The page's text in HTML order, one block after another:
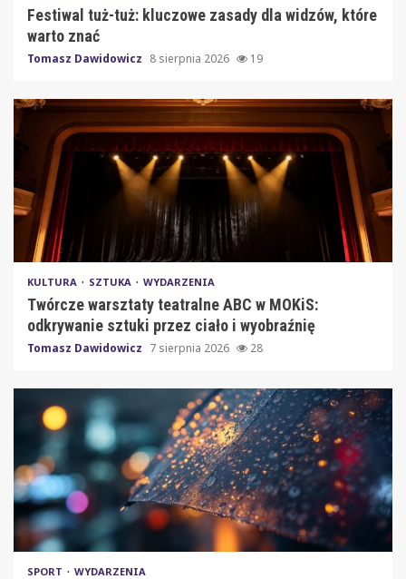
Festiwal tuż-tuż: kluczowe zasady dla widzów, które
warto znać
Tomasz Dawidowicz 8 sierpnia 2026 19
KULTURA SZTUKA WYDARZENIA
Twórcze warsztaty teatralne ABC w MOKiS:
odkrywanie sztuki przez ciało i wyobraźnię
Tomasz Dawidowicz 7 sierpnia 2026 28
SPORT WYDARZENIA